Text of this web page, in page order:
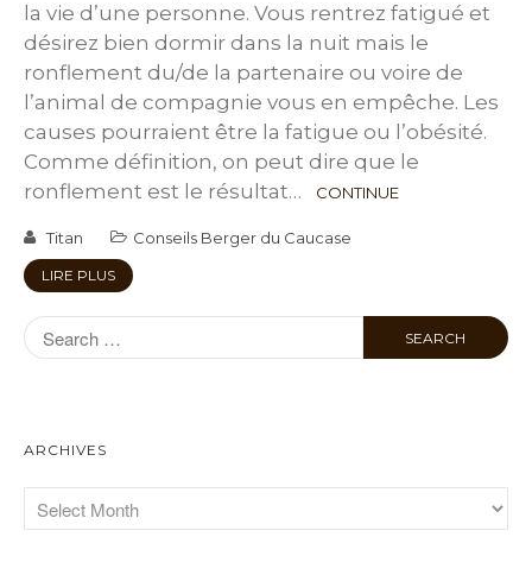
la vie d’une personne. Vous rentrez fatigué et
désirez bien dormir dans la nuit mais le
ronflement du/de la partenaire ou voire de
l’animal de compagnie vous en empêche. Les
causes pourraient être la fatigue ou l’obésité.
Comme définition, on peut dire que le
ronflement est le résultat…
CONTINUE
Titan Conseils Berger du Caucase
LIRE PLUS
ARCHIVES